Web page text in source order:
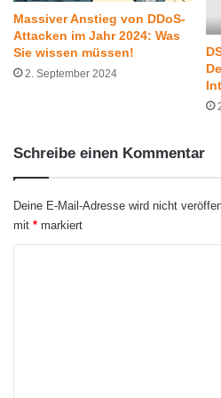
Massiver Anstieg von DDoS-
Attacken im Jahr 2024: Was
Sie wissen müssen!
2. September 2024
Schreibe einen Kommentar
Deine E-Mail-Adresse wird nicht
mit * markiert